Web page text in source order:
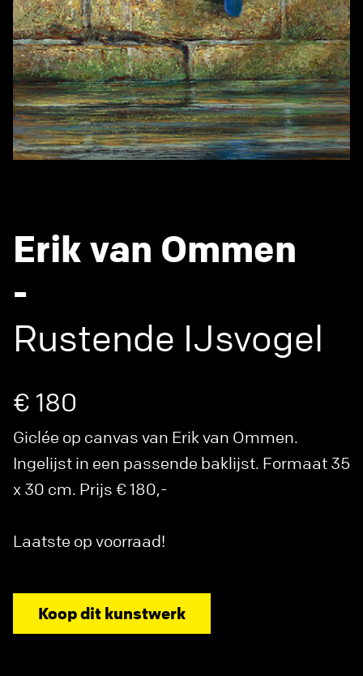
Erik van Ommen
-
Rustende IJsvogel
€ 180
Giclée op canvas van Erik van Ommen.
Ingelijst in een passende baklijst. Formaat 35
x 30 cm. Prijs € 180,-
Laatste op voorraad!
Koop dit kunstwerk